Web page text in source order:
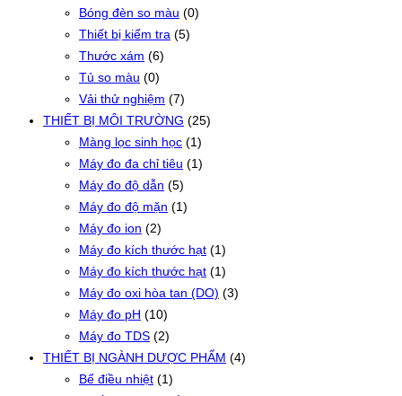
Bóng đèn so màu (0)
Thiết bị kiểm tra (5)
Thước xám (6)
Tủ so màu (0)
Vải thử nghiệm (7)
THIẾT BỊ MÔI TRƯỜNG (25)
Màng lọc sinh học (1)
Máy đo đa chỉ tiêu (1)
Máy đo độ dẫn (5)
Máy đo độ mặn (1)
Máy đo ion (2)
Máy đo kích thước hạt (1)
Máy đo kích thước hạt (1)
Máy đo oxi hòa tan (DO) (3)
Máy đo pH (10)
Máy đo TDS (2)
THIẾT BỊ NGÀNH DƯỢC PHẨM (4)
Bể điều nhiệt (1)